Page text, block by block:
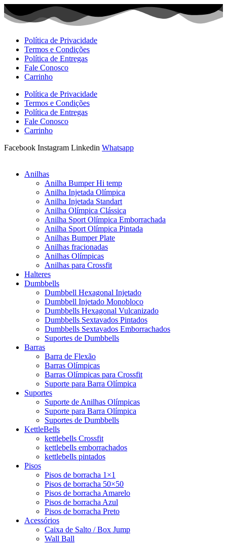
Ir
para
Política de Privacidade
Termos e Condições
Política de Entregas
Fale Conosco
Carrinho
Política de Privacidade
Termos e Condições
Política de Entregas
Fale Conosco
Carrinho
Facebook Instagram Linkedin Whatsapp
Anilhas
Anilha Bumper Hi temp
Anilha Injetada Olímpica
Anilha Injetada Standart
Anilha Olímpica Clássica
Anilha Sport Olímpica Emborrachada
Anilha Sport Olímpica Pintada
Anilhas Bumper Plate
Anilhas fracionadas
Anilhas Olímpicas
Anilhas para Crossfit
Halteres
Dumbbells
Dumbbell Hexagonal Injetado
Dumbbell Injetado Monobloco
Dumbbells Hexagonal Vulcanizado
Dumbbells Sextavados Pintados
Dumbbells Sextavados Emborrachados
Suportes de Dumbbells
Barras
Barra de Flexão
Barras Olímpicas
Barras Olímpicas para Crossfit
Suporte para Barra Olímpica
Suportes
Suporte de Anilhas Olímpicas
Suporte para Barra Olímpica
Suportes de Dumbbells
KettleBells
kettlebells Crossfit
kettlebells emborrachados
kettlebells pintados
Pisos
Pisos de borracha 1×1
Pisos de borracha 50×50
Pisos de borracha Amarelo
Pisos de borracha Azul
Pisos de borracha Preto
Acessórios
Caixa de Salto / Box Jump
Wall Ball